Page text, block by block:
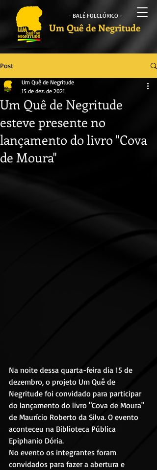
- BALÉ FOLCLÓRICO -
Um Quê de Negritude
Post
Um Quê de Negritude
esteve presente no
lançamento do livro "Cova
de Moura"
Um Quê de Negritude
15 de dez. de 2021
Na noite dessa quarta-feira dia 15 de
dezembro, o projeto Um Quê de
Negritude foi convidado para participar
do lançamento do livro "Cova de Moura"
de Maurício Roberto da Silva. O evento
aconteceu na Biblioteca Pública
Epiphanio Dória.
No evento os integrantes foram
convidados para fazer a abertura e